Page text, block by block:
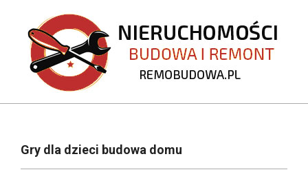
content
REMOBUDOWA.PL
NavigationGry dla dzieci budowa domu